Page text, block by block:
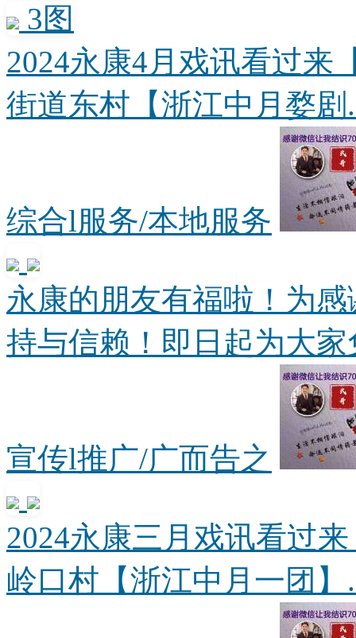
3图
2024永康4月戏讯看过来
街道东村【浙江中月婺剧
综合l服务/本地服务
永康的朋友有福啦！为
持与信赖！即日起为大家
宣传l推广/广而告之
2024永康三月戏讯看过
岭口村【浙江中月一团】